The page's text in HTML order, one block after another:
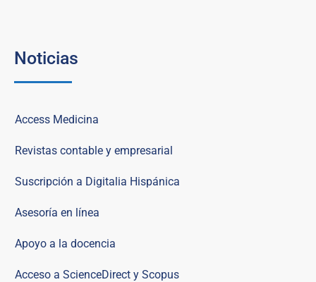
Noticias
Access Medicina
Revistas contable y empresarial
Suscripción a Digitalia Hispánica
Asesoría en línea
Apoyo a la docencia
Acceso a ScienceDirect y Scopus